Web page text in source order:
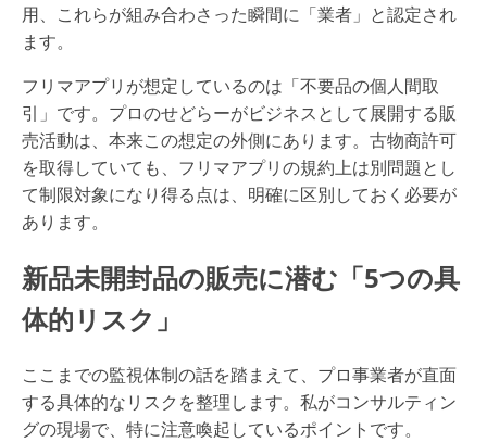
用、これらが組み合わさった瞬間に「業者」と認定され
ます。
フリマアプリが想定しているのは「不要品の個人間取
引」です。プロのせどらーがビジネスとして展開する販
売活動は、本来この想定の外側にあります。古物商許可
を取得していても、フリマアプリの規約上は別問題とし
て制限対象になり得る点は、明確に区別しておく必要が
あります。
新品未開封品の販売に潜む「5つの具
体的リスク」
ここまでの監視体制の話を踏まえて、プロ事業者が直面
する具体的なリスクを整理します。私がコンサルティン
グの現場で、特に注意喚起しているポイントです。